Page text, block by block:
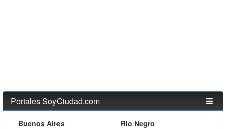
Portales SoyCiudad.com
Buenos Aires
Rio Negro